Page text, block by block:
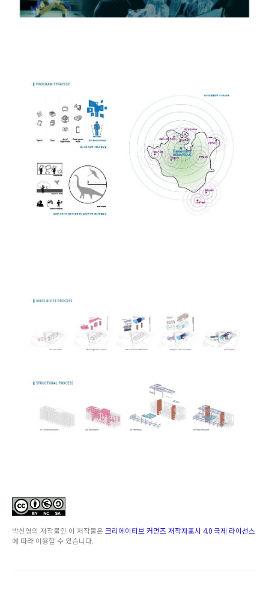
박신영의 저작물인 이 저작물은 크리에이티브 커먼즈 저작자표시 4.0 국제 라이선스
에 따라 이용할 수 있습니다.